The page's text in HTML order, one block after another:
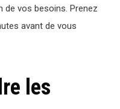
vos besoins. Prenez
avant de vous
les